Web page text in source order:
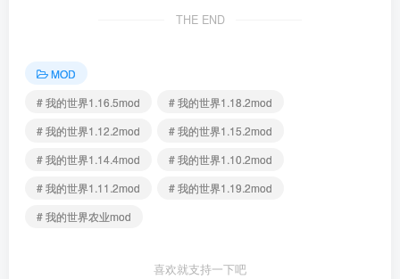
THE END
MOD
# 我的世界1.16.5mod
# 我的世界1.18.2mod
# 我的世界1.12.2mod
# 我的世界1.15.2mod
# 我的世界1.14.4mod
# 我的世界1.10.2mod
# 我的世界1.11.2mod
# 我的世界1.19.2mod
# 我的世界农业mod
喜欢就支持一下吧